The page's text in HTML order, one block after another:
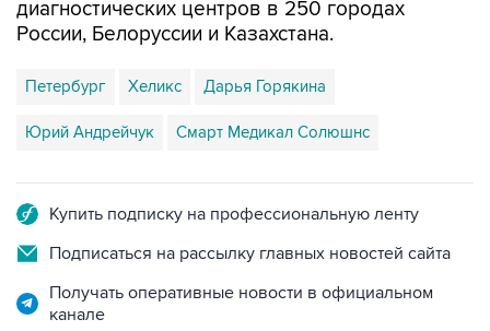
диагностических центров в 250 городах
России, Белоруссии и Казахстана.
Петербург Хеликс Дарья Горякина
Юрий Андрейчук Смарт Медикал Солюшнс
Купить подписку на профессиональную ленту
Подписаться на рассылку главных новостей сайта
Получать оперативные новости в официальном
канале